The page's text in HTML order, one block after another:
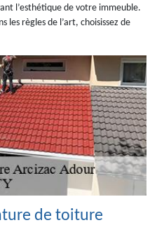
l’esthétique de votre immeuble.
les règles de l’art, choisissez de
de toiture